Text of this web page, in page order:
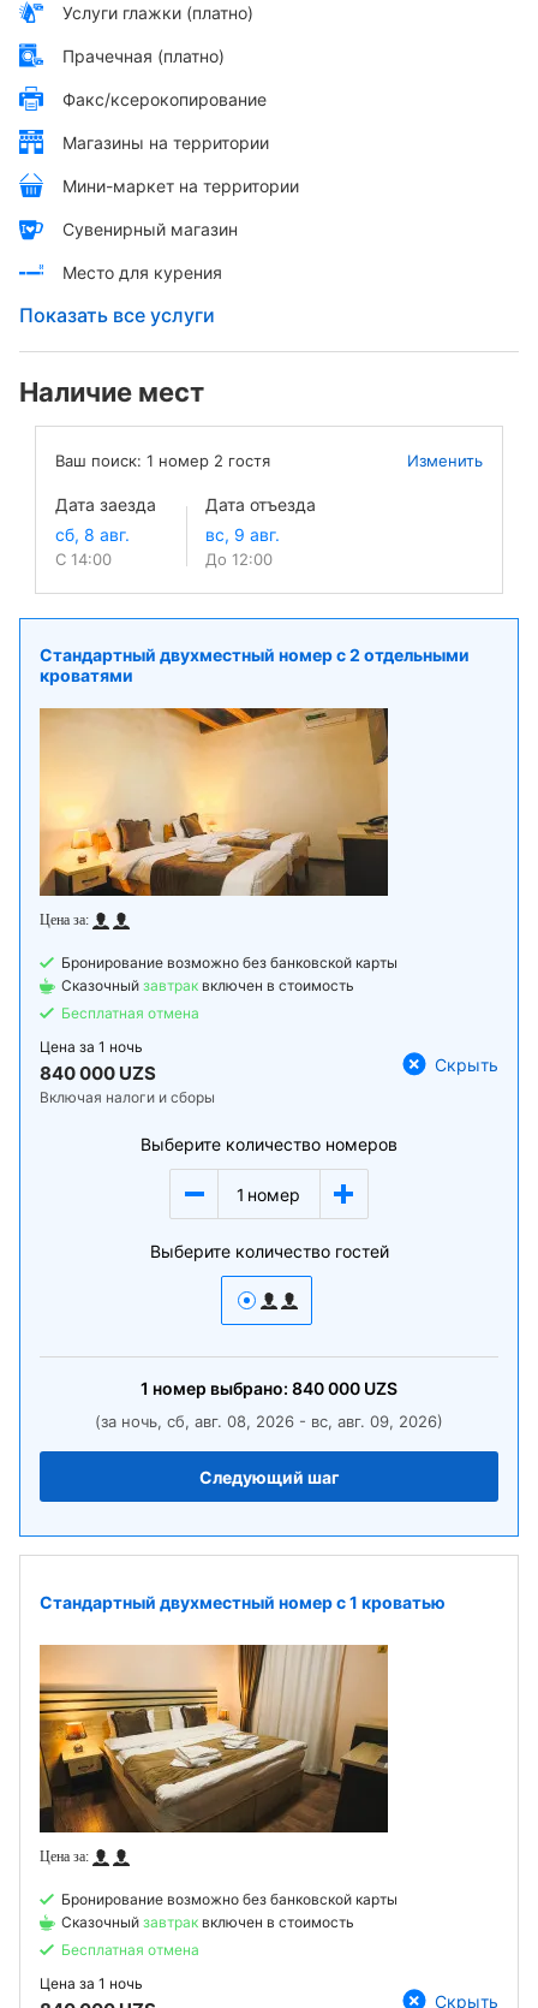
Услуги глажки (платно)
Прачечная (платно)
Факс/ксерокопирование
Магазины на территории
Мини-маркет на территории
Сувенирный магазин
Место для курения
Показать все услуги
Наличие мест
Ваш поиск: 1 номер 2 гостя Изменить
Дата заезда
С 14:00
Дата отъезда
До 12:00
Стандартный двухместный номер с 2 отдельными
кроватями
Бронирование возможно без банковской карты
Сказочный завтрак включен в стоимость
Бесплатная отмена
Цена за 1 ночь
840 000 UZS
Включая налоги и сборы
Скрыть
Выберите количество номеров
1 номер
Выберите количество гостей
1 номер выбрано: 840 000 UZS
(за ночь, сб, авг. 08, 2026 - вс, авг. 09, 2026)
Следующий шаг
Стандартный двухместный номер с 1 кроватью
Бронирование возможно без банковской карты
Сказочный завтрак включен в стоимость
Бесплатная отмена
Цена за 1 ночь
Скрыть